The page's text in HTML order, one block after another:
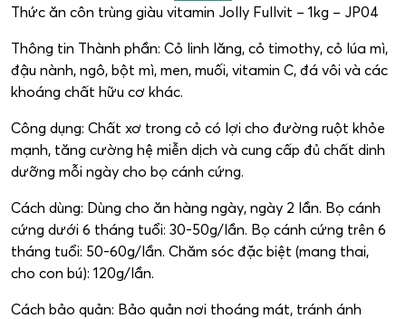
Thức ăn côn trùng giàu vitamin Jolly Fullvit – 1kg – JP04
Thông tin Thành phần: Cỏ linh lăng, cỏ timothy, cỏ lúa mì,
đậu nành, ngô, bột mì, men, muối, vitamin C, đá vôi và các
khoáng chất hữu cơ khác.
Công dụng: Chất xơ trong cỏ có lợi cho đường ruột khỏe
mạnh, tăng cường hệ miễn dịch và cung cấp đủ chất dinh
dưỡng mỗi ngày cho bọ cánh cứng.
Cách dùng: Dùng cho ăn hàng ngày, ngày 2 lần. Bọ cánh
cứng dưới 6 tháng tuổi: 30-50g/lần. Bọ cánh cứng trên 6
tháng tuổi: 50-60g/lần. Chăm sóc đặc biệt (mang thai,
cho con bú): 120g/lần.
Cách bảo quản: Bảo quản nơi thoáng mát, tránh ánh